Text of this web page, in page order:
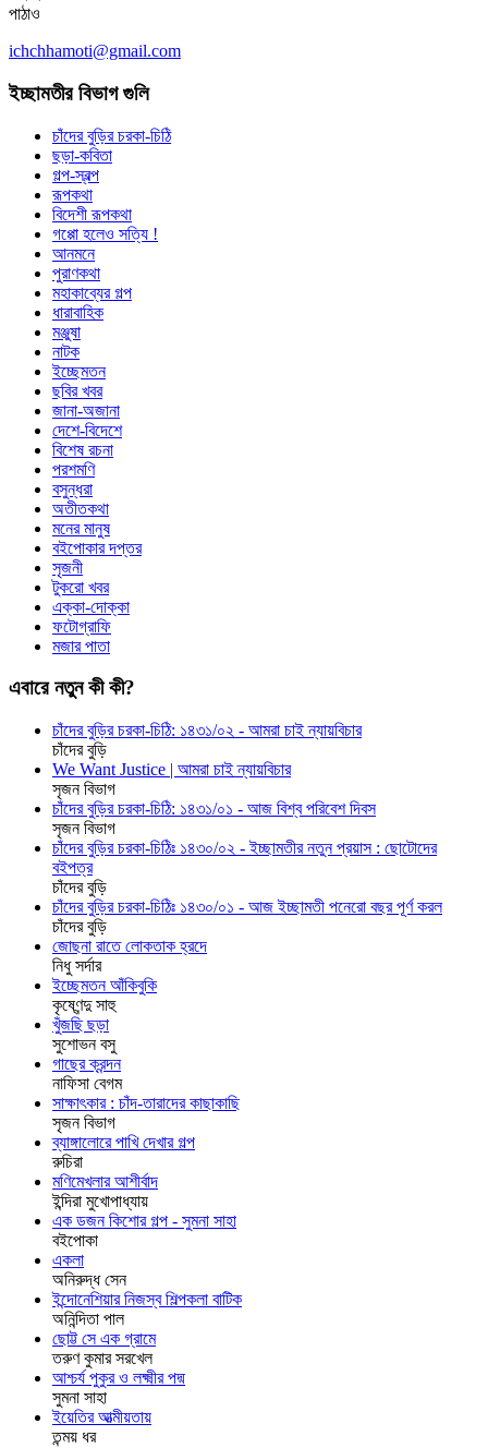
পাঠাও
ichchhamoti@gmail.com
ইচ্ছামতীর বিভাগ গুলি
চাঁদের বুড়ির চরকা-চিঠি
ছড়া-কবিতা
গল্প-স্বল্প
রূপকথা
বিদেশী রূপকথা
গপ্পো হলেও সত্যি !
আনমনে
পুরাণকথা
মহাকাব্যের গল্প
ধারাবাহিক
মঞ্জুষা
নাটক
ইচ্ছেমতন
ছবির খবর
জানা-অজানা
দেশে-বিদেশে
বিশেষ রচনা
পরশমণি
বসুন্ধরা
অতীতকথা
মনের মানুষ
বইপোকার দপ্তর
সৃজনী
টুকরো খবর
এক্কা-দোক্কা
ফটোগ্রাফি
মজার পাতা
এবারে নতুন কী কী?
চাঁদের বুড়ির চরকা-চিঠি: ১৪৩১/০২ - আমরা চাই ন্যায়বিচার
চাঁদের বুড়ি
We Want Justice | আমরা চাই ন্যায়বিচার
সৃজন বিভাগ
চাঁদের বুড়ির চরকা-চিঠি: ১৪৩১/০১ - আজ বিশ্ব পরিবেশ দিবস
সৃজন বিভাগ
চাঁদের বুড়ির চরকা-চিঠিঃ ১৪৩০/০২ - ইচ্ছামতীর নতুন প্রয়াস : ছোটোদের
বইপত্র
চাঁদের বুড়ি
চাঁদের বুড়ির চরকা-চিঠিঃ ১৪৩০/০১ - আজ ইচ্ছামতী পনেরো বছর পূর্ণ করল
চাঁদের বুড়ি
জোছনা রাতে লোকতাক হ্রদে
নিধু সর্দার
ইচ্ছেমতন আঁকিবুকি
কৃষ্ণেন্দু সাহু
খুঁজছি ছড়া
সুশোভন বসু
গাছের ক্রন্দন
নাফিসা বেগম
সাক্ষাৎকার : চাঁদ-তারাদের কাছাকাছি
সৃজন বিভাগ
ব্যাঙ্গালোরে পাখি দেখার গল্প
রুচিরা
মণিমেখলার আশীর্বাদ
ইন্দিরা মুখোপাধ্যায়
এক ডজন কিশোর গল্প - সুমনা সাহা
বইপোকা
একলা
অনিরুদ্ধ সেন
ইন্দোনেশিয়ার নিজস্ব শিল্পকলা বাটিক
অনিন্দিতা পাল
ছোট্ট সে এক গ্রামে
তরুণ কুমার সরখেল
আশ্চর্য পুকুর ও লক্ষ্মীর পদ্ম
সুমনা সাহা
ইয়েতির আত্মীয়তায়
তন্ময় ধর